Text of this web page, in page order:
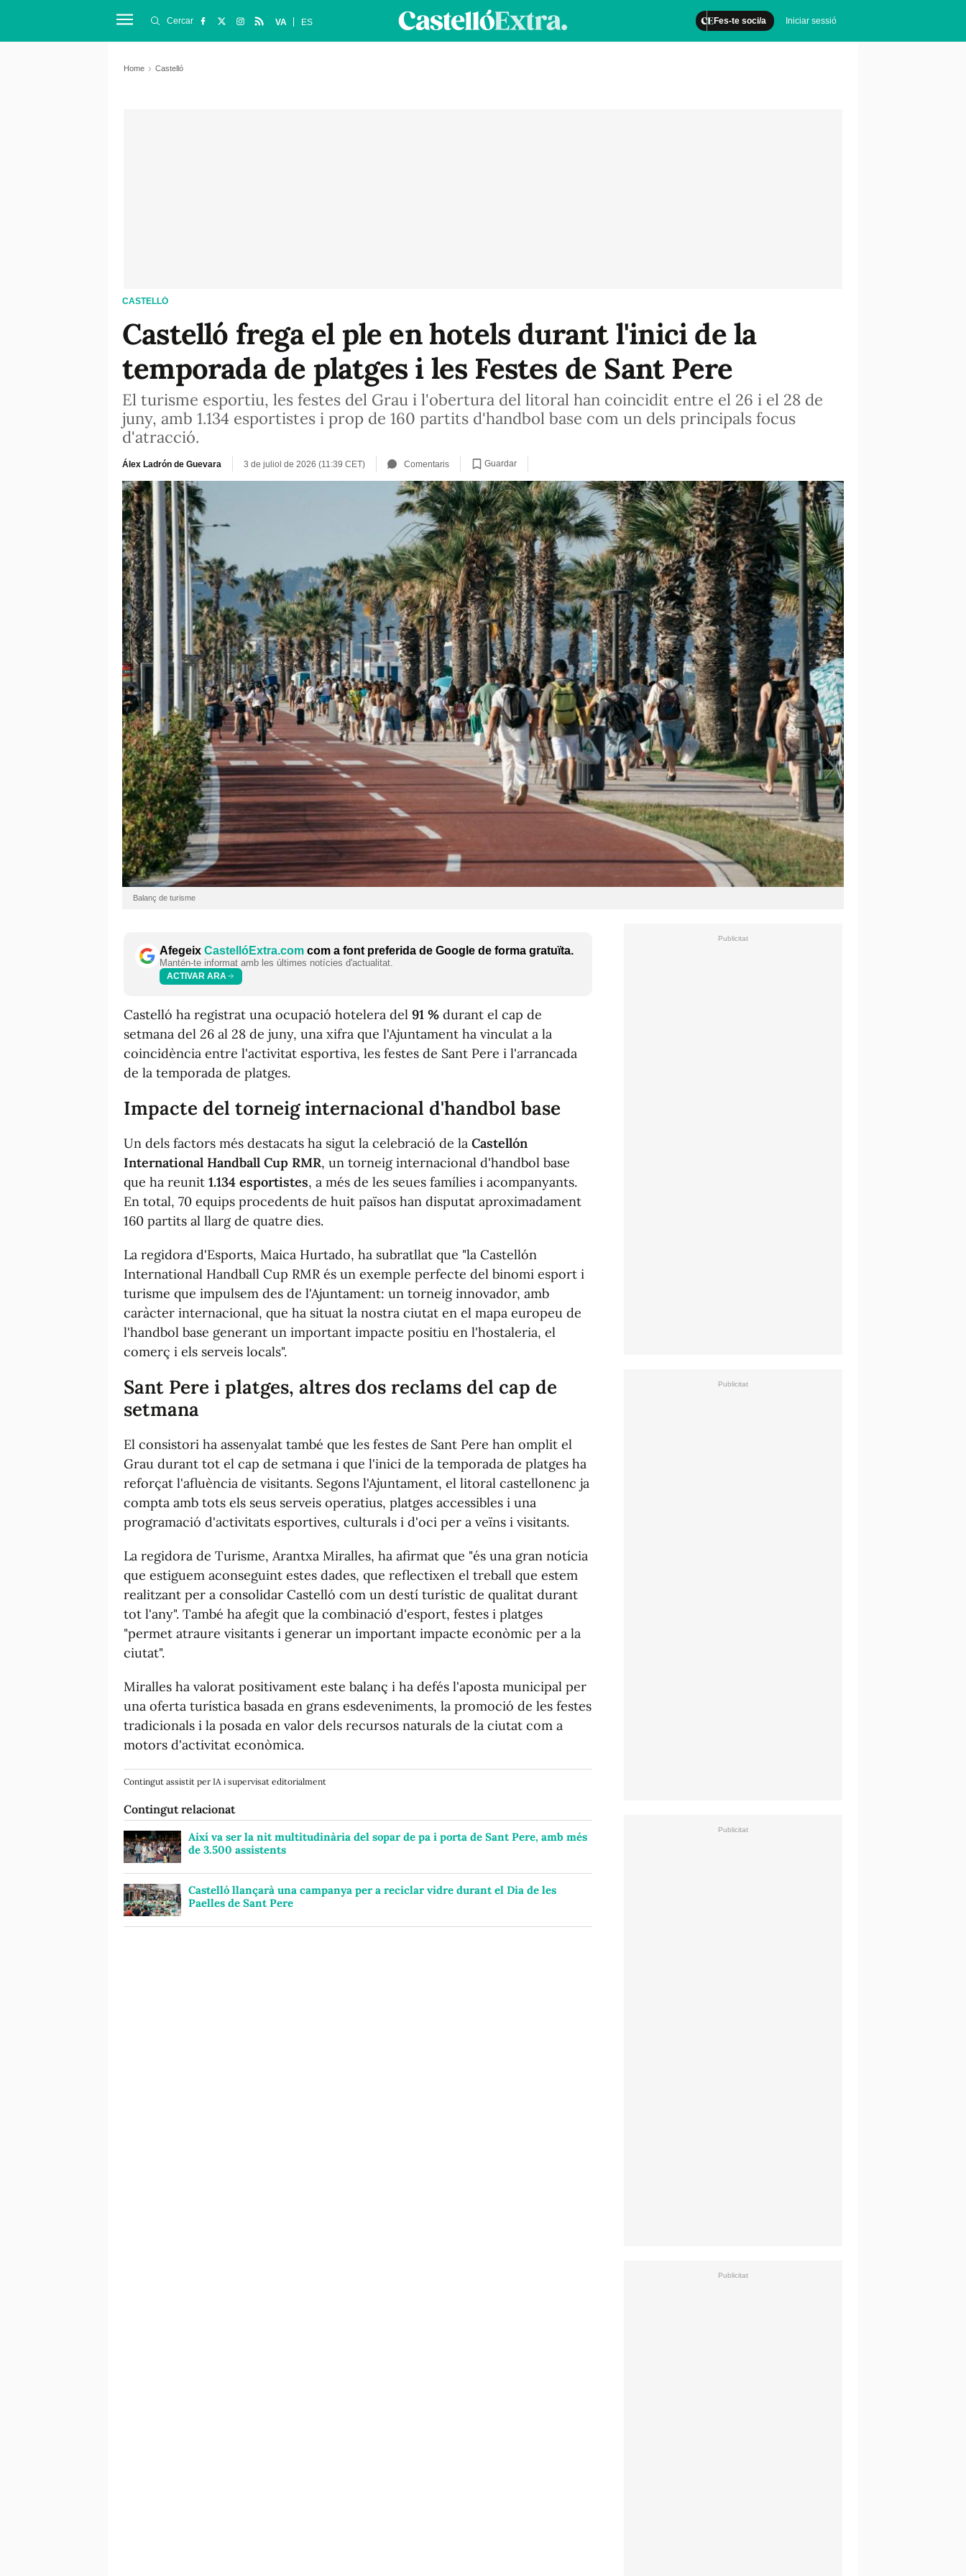
Fes-te soci/a Iniciar sessió
Cercar VA ES
Home Castelló
CASTELLÓ
Castelló frega el ple en hotels durant l'inici de la
temporada de platges i les Festes de Sant Pere
El turisme esportiu, les festes del Grau i l'obertura del litoral han coincidit entre el 26 i el 28 de
juny, amb 1.134 esportistes i prop de 160 partits d'handbol base com un dels principals focus
d'atracció.
Álex Ladrón de Guevara 3 de juliol de 2026 (11:39 CET) Comentaris Guardar
Balanç de turisme
Afegeix CastellóExtra.com com a font preferida de Google de forma gratuïta.
Mantén-te informat amb les últimes notícies d'actualitat.
ACTIVAR ARA
Castelló ha registrat una ocupació hotelera del 91 % durant el cap de
setmana del 26 al 28 de juny, una xifra que l'Ajuntament ha vinculat a la
coincidència entre l'activitat esportiva, les festes de Sant Pere i l'arrancada
de la temporada de platges.
Impacte del torneig internacional d'handbol base
Un dels factors més destacats ha sigut la celebració de la Castellón
International Handball Cup RMR, un torneig internacional d'handbol base
que ha reunit 1.134 esportistes, a més de les seues famílies i acompanyants.
En total, 70 equips procedents de huit països han disputat aproximadament
160 partits al llarg de quatre dies.
La regidora d'Esports, Maica Hurtado, ha subratllat que "la Castellón
International Handball Cup RMR és un exemple perfecte del binomi esport i
turisme que impulsem des de l'Ajuntament: un torneig innovador, amb
caràcter internacional, que ha situat la nostra ciutat en el mapa europeu de
l'handbol base generant un important impacte positiu en l'hostaleria, el
comerç i els serveis locals".
Sant Pere i platges, altres dos reclams del cap de
setmana
El consistori ha assenyalat també que les festes de Sant Pere han omplit el
Grau durant tot el cap de setmana i que l'inici de la temporada de platges ha
reforçat l'afluència de visitants. Segons l'Ajuntament, el litoral castellonenc ja
compta amb tots els seus serveis operatius, platges accessibles i una
programació d'activitats esportives, culturals i d'oci per a veïns i visitants.
La regidora de Turisme, Arantxa Miralles, ha afirmat que "és una gran notícia
que estiguem aconseguint estes dades, que reflectixen el treball que estem
realitzant per a consolidar Castelló com un destí turístic de qualitat durant
tot l'any". També ha afegit que la combinació d'esport, festes i platges
"permet atraure visitants i generar un important impacte econòmic per a la
ciutat".
Miralles ha valorat positivament este balanç i ha defés l'aposta municipal per
una oferta turística basada en grans esdeveniments, la promoció de les festes
tradicionals i la posada en valor dels recursos naturals de la ciutat com a
motors d'activitat econòmica.
Contingut assistit per IA i supervisat editorialment
Contingut relacionat
Així va ser la nit multitudinària del sopar de pa i porta de Sant Pere, amb més
de 3.500 assistents
Castelló llançarà una campanya per a reciclar vidre durant el Dia de les
Paelles de Sant Pere